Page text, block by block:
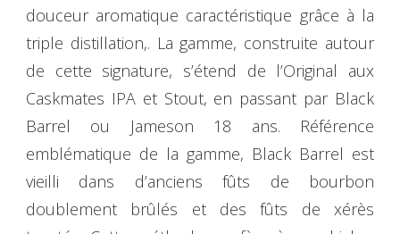
douceur aromatique caractéristique grâce à la
triple distillation,. La gamme, construite autour
de cette signature, s’étend de l’Original aux
Caskmates IPA et Stout, en passant par Black
Barrel ou Jameson 18 ans. Référence
emblématique de la gamme, Black Barrel est
vieilli dans d’anciens fûts de bourbon
doublement brûlés et des fûts de xérès